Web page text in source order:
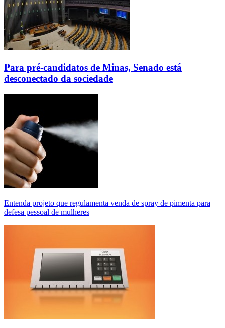
Para pré-candidatos de Minas, Senado está
desconectado da sociedade
Entenda projeto que regulamenta venda de spray de pimenta para
defesa pessoal de mulheres